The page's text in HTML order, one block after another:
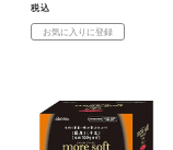
税込
お気に入りに登録